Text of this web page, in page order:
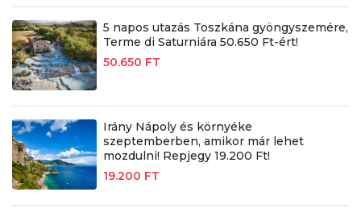
5 napos utazás Toszkána gyöngyszemére,
Terme di Saturniára 50.650 Ft-ért!
50.650 FT
Irány Nápoly és környéke
szeptemberben, amikor már lehet
mozdulni! Repjegy 19.200 Ft!
19.200 FT